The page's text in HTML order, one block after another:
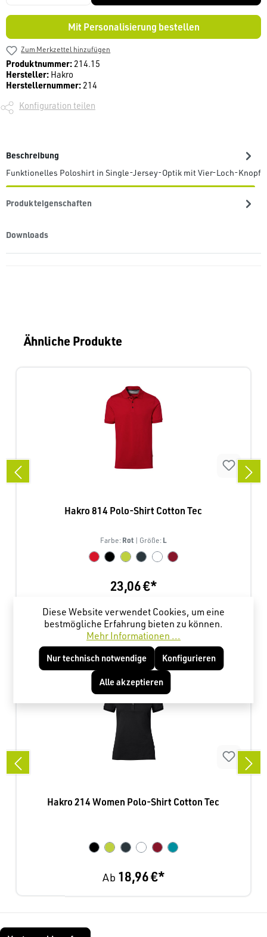
Mit Personalisierung bestellen
Zum Merkzettel hinzufügen
Produktnummer:214.15
Hersteller: Hakro
Herstellernummer:214
Konfiguration teilen
Beschreibung
Funktionelles Poloshirt in Single-Jersey-Optik mit Vier-Loch-
Produkteigenschaften
Downloads
Produktgalerie überspringen
Ähnliche Produkte
Hakro 814 Polo-Shirt Cotton Tec
Farbe: Rot | Größe: L
23,06 €*
Produktgalerie überspringen
Kunden haben sich ebenfalls angesehen
Hakro 214 Women Polo-Shirt Cotton Tec
Ab 18,96 €*
Diese Website verwendet Cookies, um eine
bestmögliche Erfahrung bieten zu können.
Mehr Informationen ...
Nur technisch notwendige Konfigurieren
Alle akzeptieren